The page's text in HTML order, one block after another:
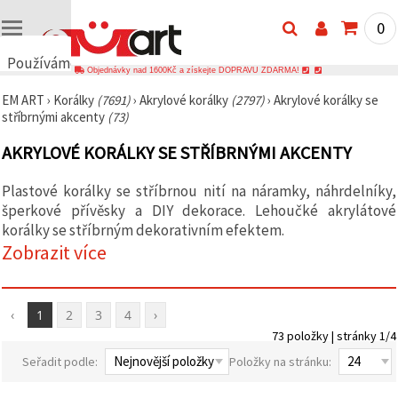
Používáme
🍪
Používáme
podobné
technologie,
zajistili
správné
fungování
webu,
zlepšili vaše
prostředí
používání a
s vaším
souhlasem
0
Objednávky nad 1600Kč a získejte DOPRAVU ZDARMA!
EM ART › Korálky (7691)› Akrylové korálky (2797)› Akrylové korálky se
stříbrnými akcenty (73)
AKRYLOVÉ KORÁLKY SE STŘÍBRNÝMI AKCENTY
Plastové korálky se stříbrnou nití na náramky, náhrdelníky,
šperkové přívěsky a DIY dekorace. Lehoučké akrylátové
korálky se stříbrným dekorativním efektem.
Zobrazit více
‹ 1 2 3 4 ›
73 položky | stránky 1/4
Seřadit podle:
Položky na stránku: